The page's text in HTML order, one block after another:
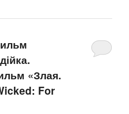
«Злая.
For